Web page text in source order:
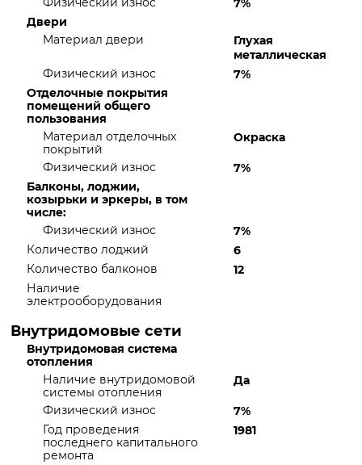
7%
Двери
Материал двери
Глухая
металлическая
Физический износ
7%
Отделочные покрытия
помещений общего
пользования
Материал отделочных
покрытий
Окраска
Физический износ
7%
Балконы, лоджии,
козырьки и эркеры, в том
числе:
Физический износ
7%
Количество лоджий
6
Количество балконов
12
Наличие
электрооборудования
Внутридомовые сети
Внутридомовая система
отопления
Наличие внутридомовой
системы отопления
Да
Физический износ
7%
Год проведения
последнего капитального
ремонта
1981